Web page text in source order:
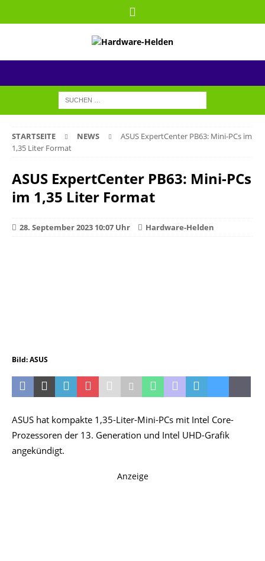
STARTSEITE NEWS
ASUS ExpertCenter PB63: Mini-PCs im
1,35 Liter Format
ASUS ExpertCenter PB63: Mini-PCs
im 1,35 Liter Format
28. September 2023 10:07 Uhr Hardware-Helden
Bild: ASUS
ASUS hat kompakte 1,35-Liter-Mini-PCs mit Intel Core-
Prozessoren der 13. Generation und Intel UHD-Grafik
angekündigt.
Anzeige